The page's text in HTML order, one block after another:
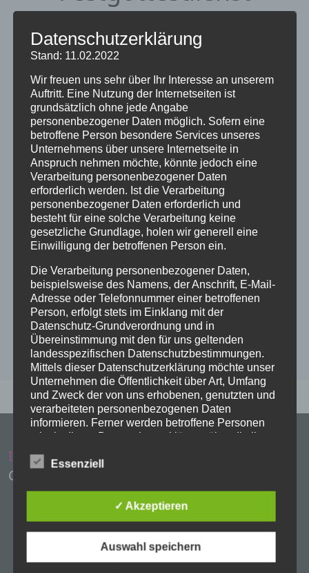
zum Stadtjubiläum
13. September 2024von Sieglinde
Repp-Jost
Impressum
Administration
Copyright Evangelische Kirchen Eschwege
Datenschutzerklärung
Stand: 11.02.2022
Wir freuen uns sehr über Ihr Interesse an unserem
Auftritt. Eine Nutzung der Internetseiten ist
grundsätzlich ohne jede Angabe
personenbezogener Daten möglich. Sofern eine
betroffene Person besondere Services unseres
Unternehmens über unsere Internetseite in
Anspruch nehmen möchte, könnte jedoch eine
Verarbeitung personenbezogener Daten
erforderlich werden. Ist die Verarbeitung
personenbezogener Daten erforderlich und
besteht für eine solche Verarbeitung keine
gesetzliche Grundlage, holen wir generell eine
Einwilligung der betroffenen Person ein.
Die Verarbeitung personenbezogener Daten,
beispielsweise des Namens, der Anschrift, E-Mail-
Adresse oder Telefonnummer einer betroffenen
Person, erfolgt stets im Einklang mit der
Datenschutz-Grundverordnung und in
Übereinstimmung mit den für uns geltenden
landesspezifischen Datenschutzbestimmungen.
Mittels dieser Datenschutzerklärung möchte unser
Unternehmen die Öffentlichkeit über Art, Umfang
und Zweck der von uns erhobenen, genutzten und
verarbeiteten personenbezogenen Daten
informieren. Ferner werden betroffene Personen
mittels dieser Datenschutzerklärung über die ihnen
zahlreiche technische und organisatorische
Maßnahmen umgesetzt, um einen möglichst
verarbeiteten personenbezogenen Daten
sicherzustellen. Dennoch können Internetbasierte
Essenziell
✓ Akzeptieren
Auswahl speichern